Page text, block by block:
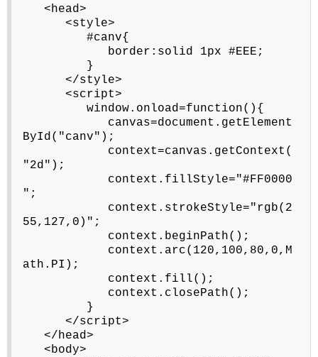
<head>
<style>
#canv{
border:solid 1px #EEE;
}
</style>
<script>
window.onload=function(){
canvas=document.getElement
ById("canv");
context=canvas.getContext(
"2d");
context.fillStyle="#FF0000
";
context.strokeStyle="rgb(2
55,127,0)";
context.beginPath();
context.arc(120,100,80,0,M
ath.PI);
context.fill();
context.closePath();
}
</script>
</head>
<body>